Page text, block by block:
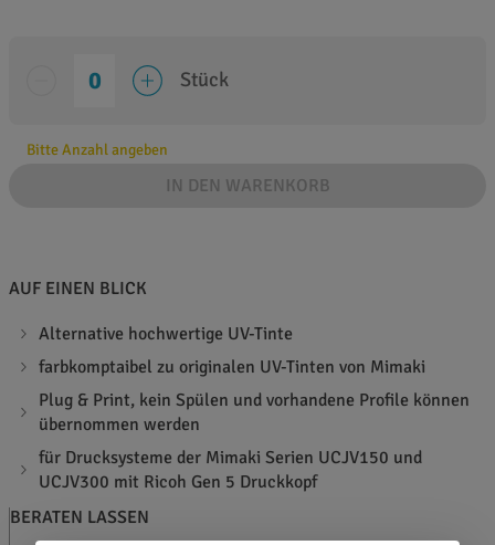
Stück
Bitte Anzahl angeben
IN DEN WARENKORB
AUF EINEN BLICK
Alternative hochwertige UV-Tinte
farbkomptaibel zu originalen UV-Tinten von Mimaki
Plug & Print, kein Spülen und vorhandene Profile können
übernommen werden
für Drucksysteme der Mimaki Serien UCJV150 und
UCJV300 mit Ricoh Gen 5 Druckkopf
BERATEN LASSEN